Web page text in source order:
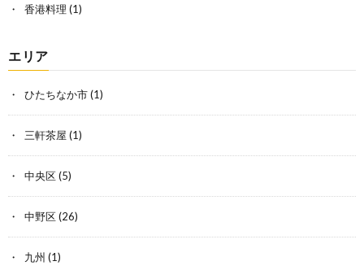
香港料理 (1)
エリア
ひたちなか市(1)
三軒茶屋 (1)
中央区(5)
中野区(26)
九州 (1)